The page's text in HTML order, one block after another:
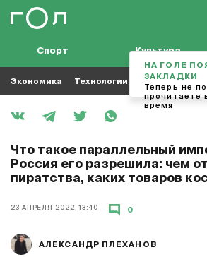
Спорт Культура
Экономика Технологии Кино Футбол
Что такое параллельный
Россия его разрешила: чем
пиратства, каких товаров
23 АПРЕЛЯ 2022, 13:40
АЛЕКСАНДР ПЛЕХАНОВ
0
НА ГОЛЕ
ЗАКЛАДКИ
Теперь не
прочитаете
время